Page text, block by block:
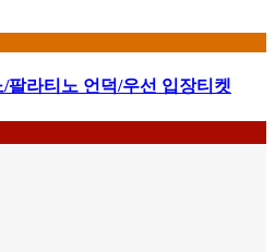
팔라티노 언덕/우선 입장티켓